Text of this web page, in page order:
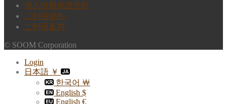
個人情報保護方針
ご利用規約
ご利用案内
© SOOM Corporation
Login
日本語 ￥
한국어 ￦
English $
English €